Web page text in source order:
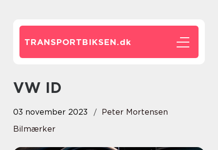
TRANSPORTBIKSEN.dk
VW ID
03 november 2023
Peter Mortensen
Bilmærker